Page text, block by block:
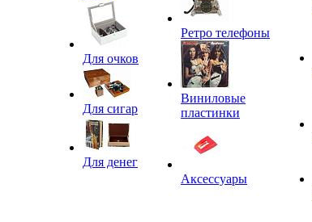
Для очков
Для сигар
Для денег
Ретро телефоны
Виниловые
пластинки
Аксессуары